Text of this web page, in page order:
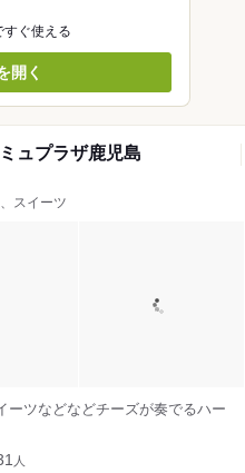
すぐ使える
開く
ュプラザ鹿児島
スイーツ
ーツなどなどチーズが奏でるハー
人